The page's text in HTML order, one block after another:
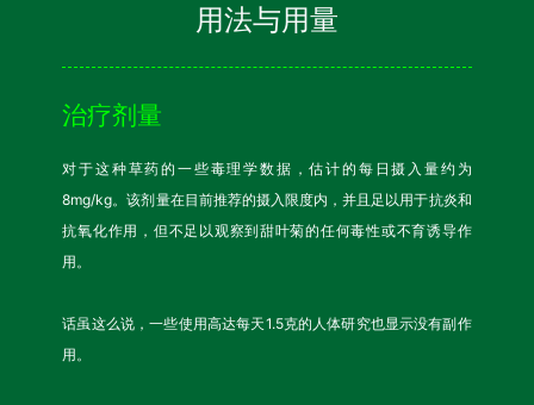
用法与用量
治疗剂量
对于这种草药的一些毒理学数据，估计的每日摄入量约为
8mg/kg。该剂量在目前推荐的摄入限度内，并且足以用于抗炎和
抗氧化作用，但不足以观察到甜叶菊的任何毒性或不育诱导作
用。
话虽这么说，一些使用高达每天1.5克的人体研究也显示没有副作
用。